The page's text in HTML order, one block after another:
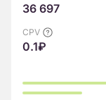
36 697
CPV
0.1₽